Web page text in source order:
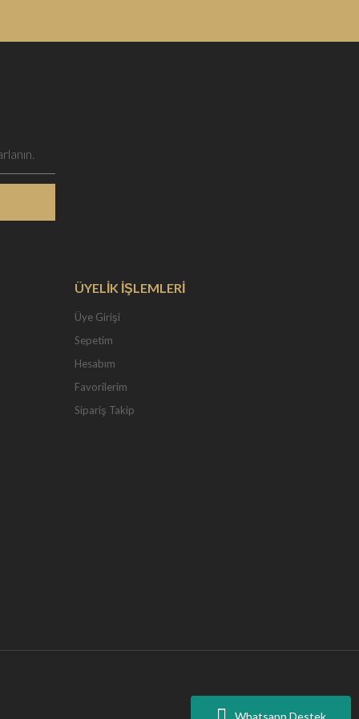
Whatsapp Destek
ÜYELİK İŞLEMLERİ
Üye Girişi
Sepetim
Hesabım
Favorilerim
Sipariş Takip